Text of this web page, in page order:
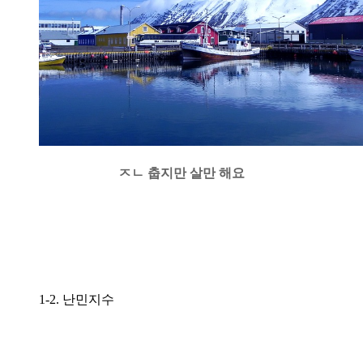
ㅈㄴ 춥지만 살만 해요
1-2. 난민지수